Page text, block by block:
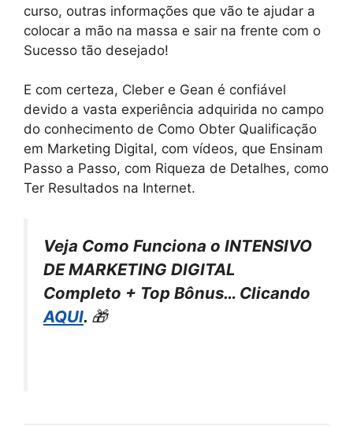
curso, outras informações que vão te ajudar a
colocar a mão na massa e sair na frente com o
Sucesso tão desejado!
E com certeza, Cleber e Gean é confiável
devido a vasta experiência adquirida no campo
do conhecimento de Como Obter Qualificação
em Marketing Digital, com vídeos, que Ensinam
Passo a Passo, com Riqueza de Detalhes, como
Ter Resultados na Internet.
Veja Como Funciona o INTENSIVO
DE MARKETING DIGITAL
Completo + Top Bônus… Clicando
AQUI. 🎁